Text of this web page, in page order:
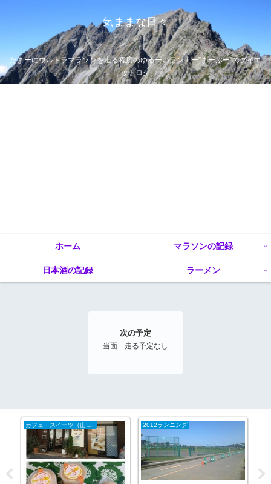
気ままな日々
たまーにウルトラマラソンを走る程度のゆるーいランナー”まーぶー”のダイエ
ットログ
ホーム マラソンの記録
日本酒の記録 ラーメン
次の予定
当面 走る予定なし
2012ランニング